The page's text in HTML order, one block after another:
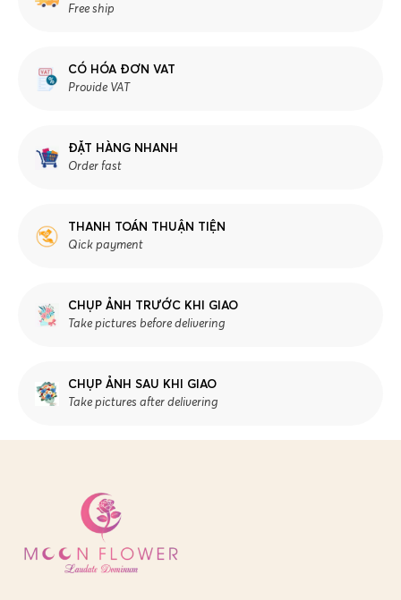
Free ship
CÓ HÓA ĐƠN VAT
Provide VAT
ĐẶT HÀNG NHANH
Order fast
THANH TOÁN THUẬN TIỆN
Qick payment
CHỤP ẢNH TRƯỚC KHI GIAO
Take pictures before delivering
CHỤP ẢNH SAU KHI GIAO
Take pictures after delivering